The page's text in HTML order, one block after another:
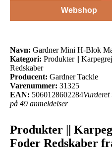
Webshop
Navn: Gardner Mini H-Blok
Kategori: Produkter ||
Redskaber
Producent: Gardner Tackle
Varenummer: 31325
EAN: 5060128602284
på 49 anmeldelser
Produkter ||
Foder Redskaber